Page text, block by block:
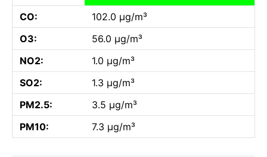
CO:
102.0 µg/m³
O3:
56.0 µg/m³
NO2:
1.0 µg/m³
SO2:
1.3 µg/m³
PM2.5:
3.5 µg/m³
PM10:
7.3 µg/m³